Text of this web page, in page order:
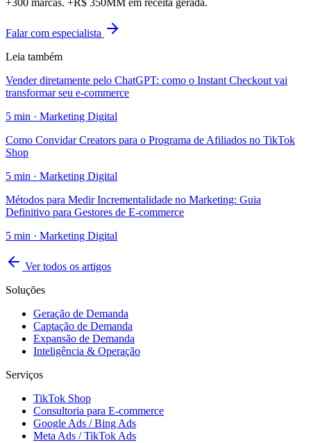
Falar com especialista
Leia também
Vender diretamente pelo ChatGPT: como o Instant Checkout vai
transformar seu e-commerce
5 min · Marketing Digital
Como Convidar Creators para o Programa de Afiliados no TikTok
Shop
5 min · Marketing Digital
Métodos para Medir Incrementalidade no Marketing: Guia
Definitivo para Gestores de E-commerce
5 min · Marketing Digital
Ver todos os artigos
Soluções
Geração de Demanda
Captação de Demanda
Expansão de Demanda
Inteligência & Operação
Serviços
TikTok Shop
Consultoria para E-commerce
Google Ads / Bing Ads
Meta Ads / TikTok Ads